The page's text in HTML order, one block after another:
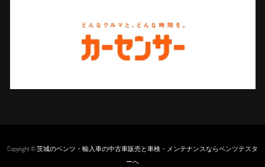
Copyright © 茨城のベンツ・輸入車の中古車販売と車検・メンテナンスならベンツテスタ
ーへ